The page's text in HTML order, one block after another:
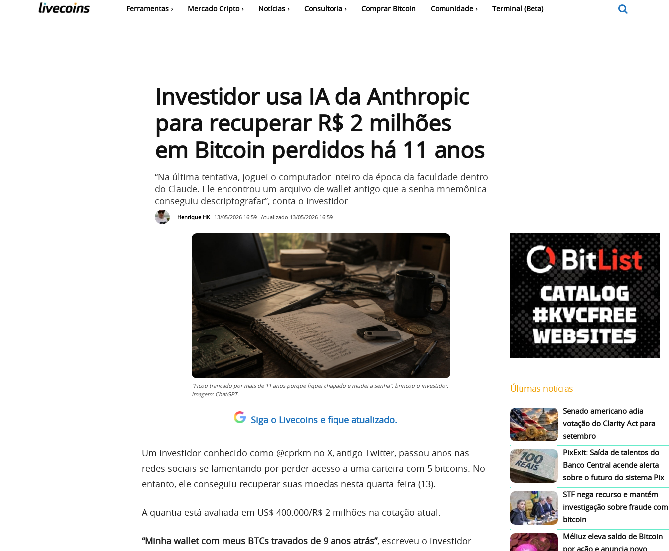
Ferramentas Mercado Cripto Notícias Consultoria Comprar Bitcoin Comunidade Terminal (Beta)
Investidor usa IA da Anthropic
para recuperar R$ 2 milhões
em Bitcoin perdidos há 11 anos
“Na última tentativa, joguei o computador inteiro da época da faculdade dentro
do Claude. Ele encontrou um arquivo de wallet antigo que a senha mnemônica
conseguiu descriptografar”, conta o investidor
Henrique HK 13/05/2026 16:59 Atualizado 13/05/2026 16:59
"Ficou trancado por mais de 11 anos porque fiquei chapado e mudei a senha", brincou o investidor.
Imagem: ChatGPT.
Siga o Livecoins e fique atualizado.
Um investidor conhecido como @cprkrn no X, antigo Twitter, passou anos nas
redes sociais se lamentando por perder acesso a uma carteira com 5 bitcoins. No
entanto, ele conseguiu recuperar suas moedas nesta quarta-feira (13).
A quantia está avaliada em US$ 400.000/R$ 2 milhões na cotação atual.
“Minha wallet com meus BTCs travados de 9 anos atrás”, escreveu o investidor
Últimas notícias
Senado americano adia
votação do Clarity Act para
setembro
PixExit: Saída de talentos do
Banco Central acende alerta
sobre o futuro do sistema Pix
STF nega recurso e mantém
investigação sobre fraude com
bitcoin
Méliuz eleva saldo de Bitcoin
por ação e anuncia novo